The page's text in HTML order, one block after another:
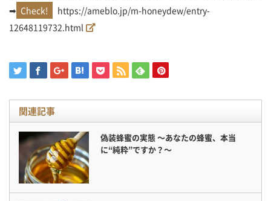
➡
https://ameblo.jp/m-honeydew/entry-
12648119732.html
関連記事
偽装蜂蜜の実態 〜あなたの蜂蜜、本当
に“純粋”ですか？〜